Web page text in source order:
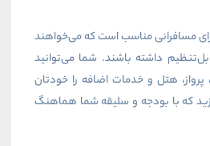
مسافرانی مناسب است که می‌خواهند
داشته باشند. شما می‌توانید
هتل و خدمات اضافه را خودتان
که با بودجه و سلیقه شما هماهنگ